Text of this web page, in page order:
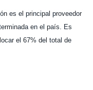
es el principal proveedor
en el país. Es
el 67% del total de